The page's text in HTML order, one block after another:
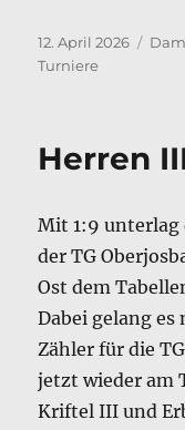
Veröffentlicht
am
12. April 2026
Turniere
Herren
Mit 1:9
der TG
Ost dem
Dabei gelang
Zähler für die
jetzt wieder am
Kriftel III und